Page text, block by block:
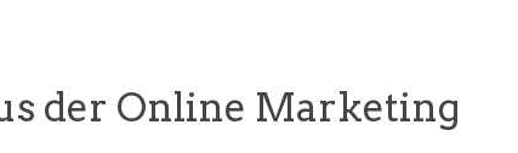
der Online Marketing